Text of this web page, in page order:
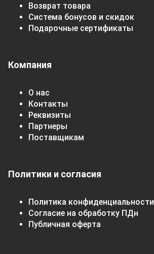
Возврат товара
Система бонусов и скидок
Подарочные сертификаты
Компания
О нас
Контакты
Реквизиты
Партнеры
Поставщикам
Политики и согласия
Политика конфиденциальности
Согласие на обработку ПДн
Публичная оферта